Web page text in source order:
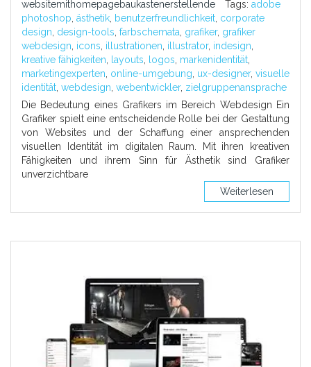
websitemithomepagebaukastenerstellende Tags: adobe
photoshop ästhetik benutzerfreundlichkeit corporate
design design-tools farbschemata grafiker, grafiker
webdesign icons illustrationen illustrator, indesign
kreative fähigkeiten
layouts logos markenidentität
marketingexperten online-umgebung ux-designer, visuelle
identität webdesign webentwickler, zielgruppenansprache
Die Bedeutung eines Grafikers im Bereich Webdesign Ein
Grafiker spielt eine entscheidende Rolle bei der Gestaltung
von Websites und der Schaffung einer ansprechenden
visuellen Identität im digitalen Raum. Mit ihren kreativen
Fähigkeiten und ihrem Sinn für Ästhetik sind Grafiker
unverzichtbare
Weiterlesen